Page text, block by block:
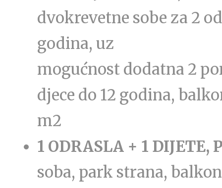
dvokrevetne sobe za 2
godina, uz
mogućnost dodatna 2
djece do 12 godina,
m2
1 ODRASLA + 1 DIJETE,
soba, park strana,